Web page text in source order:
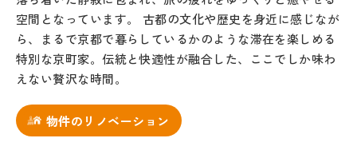
空間となっています。 古都の文化や歴史を身近に感じなが
ら、まるで京都で暮らしているかのような滞在を楽しめる
特別な京町家。伝統と快適性が融合した、ここでしか味わ
えない贅沢な時間。
物件のリノベーション